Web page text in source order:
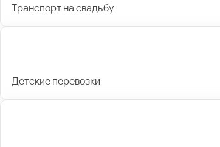
Транспорт на свадьбу
Детские перевозки